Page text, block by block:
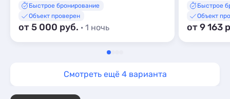
Быстрое бронирование
Объект проверен
от 5 000 руб. · 1 ночь
Быстрое
Объект
от 9 163
Смотреть ещё 4 варианта